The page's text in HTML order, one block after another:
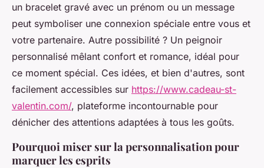
un bracelet gravé avec un prénom ou un message
peut symboliser une connexion spéciale entre vous et
votre partenaire. Autre possibilité ? Un peignoir
personnalisé mêlant confort et romance, idéal pour
ce moment spécial. Ces idées, et bien d'autres, sont
facilement accessibles sur https://www.cadeau-st-
valentin.com/, plateforme incontournable pour
dénicher des attentions adaptées à tous les goûts.
Pourquoi miser sur la personnalisation pour
marquer les esprits